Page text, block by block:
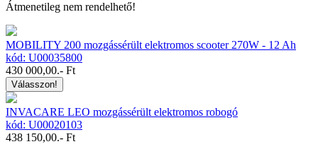
Átmenetileg nem rendelhető!
MOBILITY 200 mozgássérült elektromos scooter 270W - 12 Ah
kód: U00035800
430 000,00.- Ft
Válasszon!
INVACARE LEO mozgássérült elektromos robogó
kód: U00020103
438 150,00.- Ft